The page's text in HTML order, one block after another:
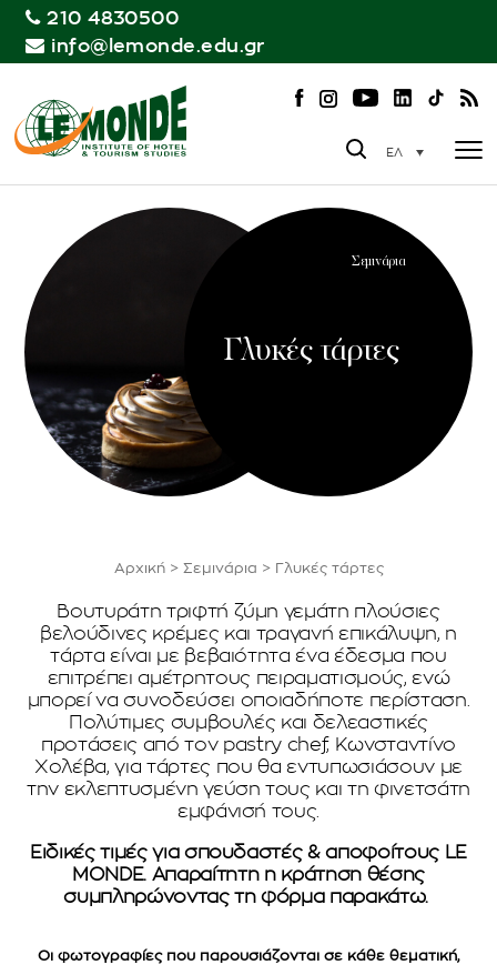
210 4830500
info@lemonde.edu.gr
ΕΛ
Σεμινάρια
Γλυκές τάρτες
Αρχική> Σεμινάρια > Γλυκές τάρτες
Βουτυράτη τριφτή ζύμη γεμάτη πλούσιες
βελούδινες κρέμες και τραγανή επικάλυψη, η
τάρτα είναι με βεβαιότητα ένα έδεσμα που
επιτρέπει αμέτρητους πειραματισμούς, ενώ
μπορεί να συνοδεύσει οποιαδήποτε περίσταση.
Πολύτιμες συμβουλές και δελεαστικές
προτάσεις από τον pastry chef, Κωνσταντίνο
Χολέβα, για τάρτες που θα εντυπωσιάσουν με
την εκλεπτυσμένη γεύση τους και τη φινετσάτη
εμφάνισή τους.
Ειδικές τιμές για σπουδαστές & αποφοίτους LE
MONDE. Απαραίτητη η κράτηση θέσης
συμπληρώνοντας τη φόρμα παρακάτω.
Οι φωτογραφίες που παρουσιάζονται σε κάθε θεματική,